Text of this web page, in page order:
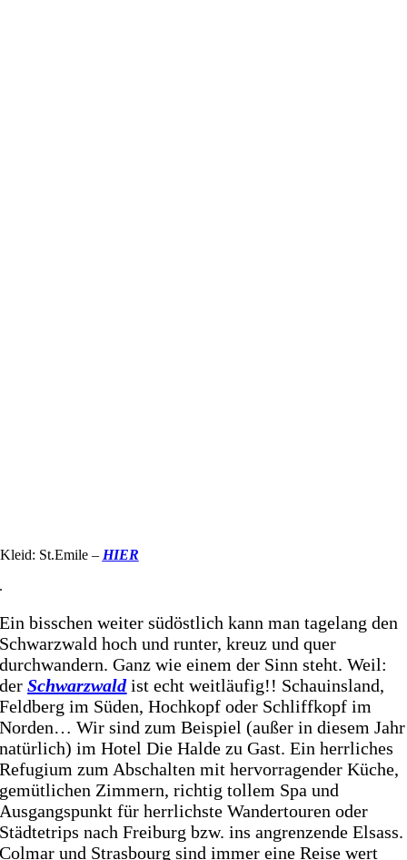
Kleid: St.Emile – HIER
.
Ein bisschen weiter südöstlich kann man tagelang den
Schwarzwald hoch und runter, kreuz und quer
durchwandern. Ganz wie einem der Sinn steht. Weil:
derSchwarzwaldist echt weitläufig!! Schauinsland,
Feldberg im Süden, Hochkopf oder Schliffkopf im
Norden… Wir sind zum Beispiel (außer in diesem Jahr
natürlich) im Hotel Die Halde zu Gast. Ein herrliches
Refugium zum Abschalten mit hervorragender Küche,
gemütlichen Zimmern, richtig tollem Spa und
Ausgangspunkt für herrlichste Wandertouren oder
Städtetrips nach Freiburg bzw. ins angrenzende Elsass.
Colmar und Strasbourg sind immer eine Reise wert